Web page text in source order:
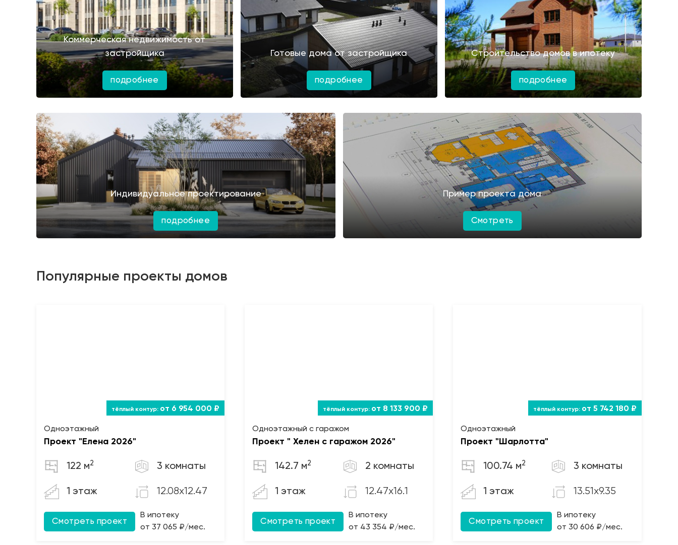
Коммерческая недвижимость от
застройщика
подробнее
Готовые дома от застройщика
подробнее
Строительство домов в ипотеку
подробнее
Индивидуальное проектирование
подробнее
Пример проекта дома
Смотреть
Популярные проекты домов
от 6 954 000 ₽
Одноэтажный
Проект "Елена 2026"
122 м2 3 комнаты
1 этаж 12.08x12.47
Смотреть проект
В ипотеку
от 37 065 ₽/мес.
от 8 133 900 ₽
Одноэтажный с гаражом
Проект " Хелен с гаражом 2026"
142.7 м2 2 комнаты
1 этаж 12.47x16.1
Смотреть проект
В ипотеку
от 43 354 ₽/мес.
от 5 742 180 ₽
Одноэтажный
Проект "Шарлотта"
100.74 м2 3 комнаты
1 этаж 13.51x9.35
Смотреть проект
В ипотеку
от 30 606 ₽/мес.